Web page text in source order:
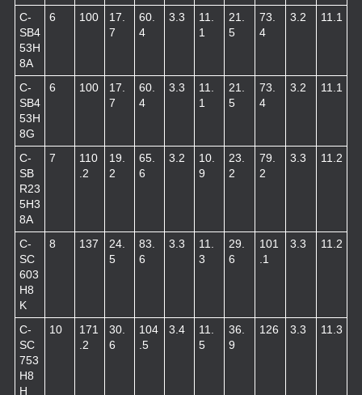
C-
SB4
53H
8A
6 100
17.
7
60.
4
3.3
11.
1
21.
5
73.
4
3.2 11.1
C-
SB4
53H
8G
6 100
17.
7
60.
4
3.3
11.
1
21.
5
73.
4
3.2 11.1
C-
SB
R23
5H3
8A
7
110
.2
19.
2
65.
6
3.2
10.
9
23.
2
79.
2
3.3 11.2
C-
SC
603
H8
K
8 137
24.
5
83.
6
3.3
11.
3
29.
6
101
.1
3.3 11.2
C-
SC
753
H8
H
10
171
.2
30.
6
104
.5
3.4
11.
5
36.
9
126 3.3 11.3